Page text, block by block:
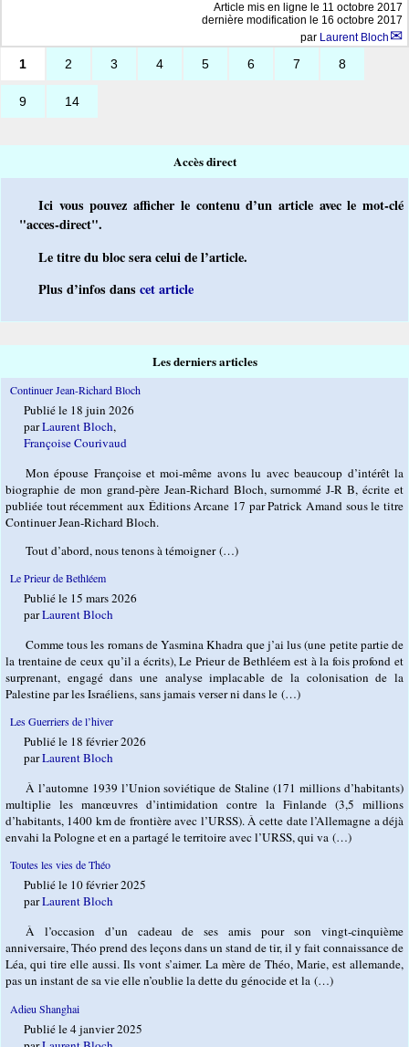
Article mis en ligne le 11 octobre 2017
dernière modification le 16 octobre 2017
par Laurent Bloch
1 2 3 4 5 6 7 8
9 14
Accès direct
Ici vous pouvez afficher le contenu d’un article avec le mot-clé
"acces-direct".
Le titre du bloc sera celui de l’article.
Plus d’infos danscet article
Les derniers articles
Continuer Jean-Richard Bloch
Publié le 18 juin 2026
parLaurent Bloch,
Françoise Courivaud
Mon épouse Françoise et moi-même avons lu avec beaucoup d’intérêt la
biographie de mon grand-père Jean-Richard Bloch, surnommé J-R B, écrite et
publiée tout récemment aux Éditions Arcane 17 par Patrick Amand sous le titre
Continuer Jean-Richard Bloch.
Tout d’abord, nous tenons à témoigner (…)
Le Prieur de Bethléem
Publié le 15 mars 2026
parLaurent Bloch
Comme tous les romans de Yasmina Khadra que j’ai lus (une petite partie de
la trentaine de ceux qu’il a écrits), Le Prieur de Bethléem est à la fois profond et
surprenant, engagé dans une analyse implacable de la colonisation de la
Palestine par les Israéliens, sans jamais verser ni dans le (…)
Les Guerriers de l’hiver
Publié le 18 février 2026
parLaurent Bloch
À l’automne 1939 l’Union soviétique de Staline (171 millions d’habitants)
multiplie les manœuvres d’intimidation contre la Finlande (3,5 millions
d’habitants, 1400 km de frontière avec l’URSS). À cette date l’Allemagne a déjà
envahi la Pologne et en a partagé le territoire avec l’URSS, qui va (…)
Toutes les vies de Théo
Publié le 10 février 2025
parLaurent Bloch
À l’occasion d’un cadeau de ses amis pour son vingt-cinquième
anniversaire, Théo prend des leçons dans un stand de tir, il y fait connaissance de
Léa, qui tire elle aussi. Ils vont s’aimer. La mère de Théo, Marie, est allemande,
pas un instant de sa vie elle n’oublie la dette du génocide et la (…)
Adieu Shanghai
Publié le 4 janvier 2025